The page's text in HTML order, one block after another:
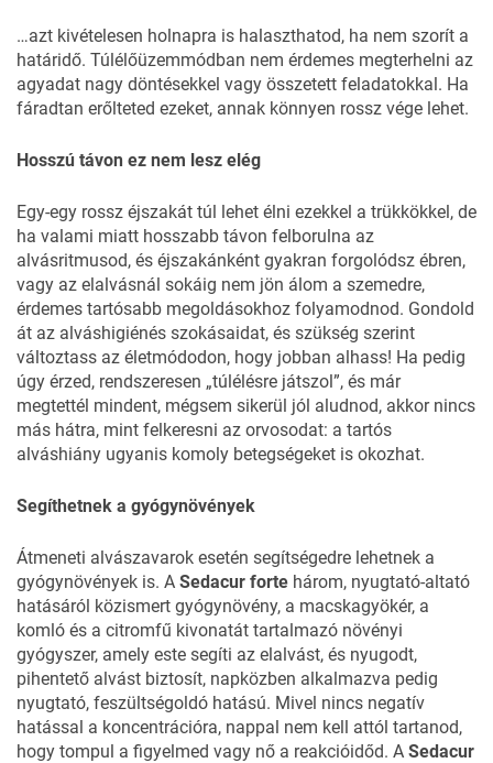
…azt kivételesen holnapra is halaszthatod, ha nem szorít a
határidő. Túlélőüzemmódban nem érdemes megterhelni az
agyadat nagy döntésekkel vagy összetett feladatokkal. Ha
fáradtan erőlteted ezeket, annak könnyen rossz vége lehet.
Hosszú távon ez nem lesz elég
Egy-egy rossz éjszakát túl lehet élni ezekkel a trükkökkel, de
ha valami miatt hosszabb távon felborulna az
alvásritmusod, és éjszakánként gyakran forgolódsz ébren,
vagy az elalvásnál sokáig nem jön álom a szemedre,
érdemes tartósabb megoldásokhoz folyamodnod. Gondold
át az alváshigiénés szokásaidat, és szükség szerint
változtass az életmódodon, hogy jobban alhass! Ha pedig
úgy érzed, rendszeresen „túlélésre játszol”, és már
megtettél mindent, mégsem sikerül jól aludnod, akkor nincs
más hátra, mint felkeresni az orvosodat: a tartós
alváshiány ugyanis komoly betegségeket is okozhat.
Segíthetnek a gyógynövények
Átmeneti alvászavarok esetén segítségedre lehetnek a
gyógynövények is. A Sedacur forte három, nyugtató-altató
hatásáról közismert gyógynövény, a macskagyökér, a
komló és a citromfű kivonatát tartalmazó növényi
gyógyszer, amely este segíti az elalvást, és nyugodt,
pihentető alvást biztosít, napközben alkalmazva pedig
nyugtató, feszültségoldó hatású. Mivel nincs negatív
hatással a koncentrációra, nappal nem kell attól tartanod,
hogy tompul a figyelmed vagy nő a reakcióidőd. A Sedacur